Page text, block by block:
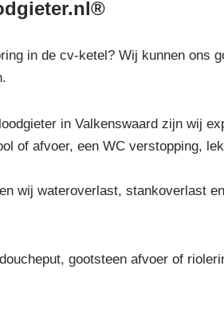
in de cv-ketel? Wij kunnen ons
in Valkenswaard zijn wij
of afvoer, een WC verstopping,
wij wateroverlast, stankoverlast en
gootsteen afvoer of